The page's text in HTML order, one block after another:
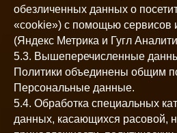
обезличенных данных о
«cookie») с помощью сервисов
(Яндекс Метрика и Гугл
5.3. Вышеперечисленные
Политики объединены общим
Персональные данные.
5.4. Обработка специальных
данных, касающихся расовой,